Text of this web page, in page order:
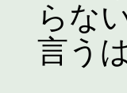
らな
言う